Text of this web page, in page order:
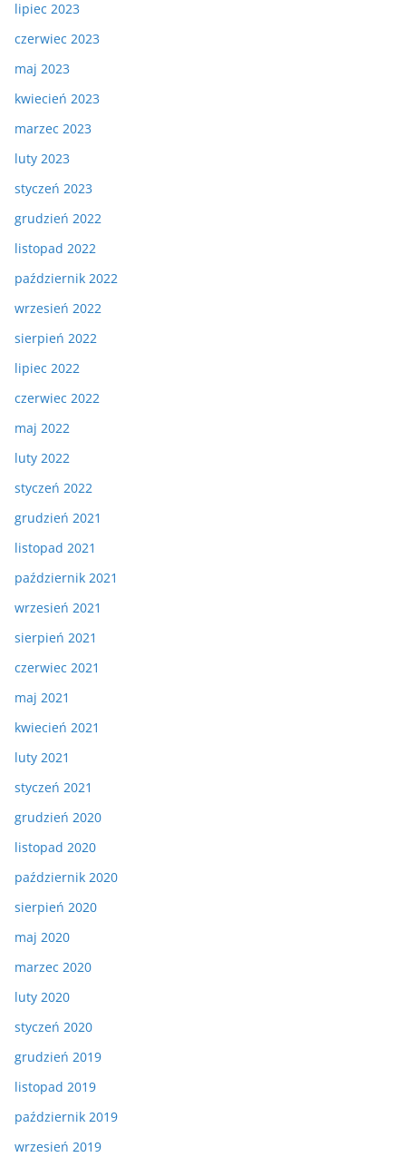
lipiec 2023
czerwiec 2023
maj 2023
kwiecień 2023
marzec 2023
luty 2023
styczeń 2023
grudzień 2022
listopad 2022
październik 2022
wrzesień 2022
sierpień 2022
lipiec 2022
czerwiec 2022
maj 2022
luty 2022
styczeń 2022
grudzień 2021
listopad 2021
październik 2021
wrzesień 2021
sierpień 2021
czerwiec 2021
maj 2021
kwiecień 2021
luty 2021
styczeń 2021
grudzień 2020
listopad 2020
październik 2020
sierpień 2020
maj 2020
marzec 2020
luty 2020
styczeń 2020
grudzień 2019
listopad 2019
październik 2019
wrzesień 2019